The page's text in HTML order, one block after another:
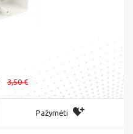
3,50 €
Pažymėti